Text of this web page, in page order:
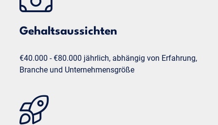
Gehaltsaussichten
€40.000 - €80.000 jährlich, abhängig von Erfahrung,
Branche und Unternehmensgröße